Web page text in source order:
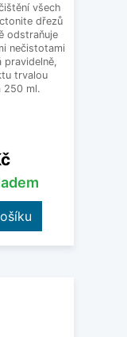
všech
dřezů
odstraňuje
nečistotami
pravidelně,
trvalou
250 ml.